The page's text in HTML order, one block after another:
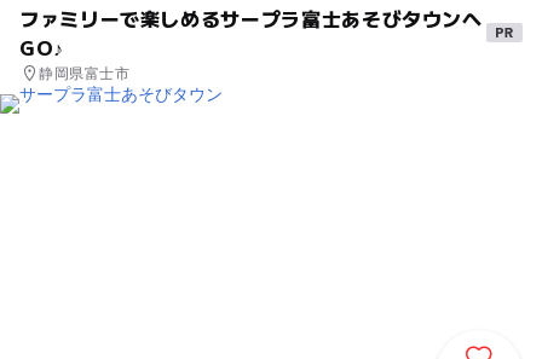
ファミリーで楽しめるサープラ富士あそびタウンへ
GO♪
静岡県富士市